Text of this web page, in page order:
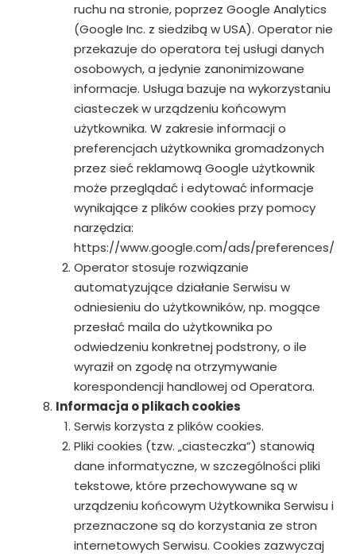
ruchu na stronie, poprzez Google Analytics
(Google Inc. z siedzibą w USA). Operator nie
przekazuje do operatora tej usługi danych
osobowych, a jedynie zanonimizowane
informacje. Usługa bazuje na wykorzystaniu
ciasteczek w urządzeniu końcowym
użytkownika. W zakresie informacji o
preferencjach użytkownika gromadzonych
przez sieć reklamową Google użytkownik
może przeglądać i edytować informacje
wynikające z plików cookies przy pomocy
narzędzia:
https://www.google.com/ads/preferences/
Operator stosuje rozwiązanie
automatyzujące działanie Serwisu w
odniesieniu do użytkowników, np. mogące
przesłać maila do użytkownika po
odwiedzeniu konkretnej podstrony, o ile
wyraził on zgodę na otrzymywanie
korespondencji handlowej od Operatora.
Informacja o plikach cookies
Serwis korzysta z plików cookies.
Pliki cookies (tzw. „ciasteczka”) stanowią
dane informatyczne, w szczególności pliki
tekstowe, które przechowywane są w
urządzeniu końcowym Użytkownika Serwisu i
przeznaczone są do korzystania ze stron
internetowych Serwisu. Cookies zazwyczaj